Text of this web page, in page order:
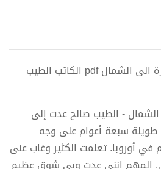
تحميل كتاب موسم الهجرة الى الشمال pdf الكاتب الطيب
- الطيب صالح عدت إلى
سبعة أعوام على وجه
في أوروبا. تعلمت الكثير وغاب عنى
المهم إننى عدت وبي شوق عظيم